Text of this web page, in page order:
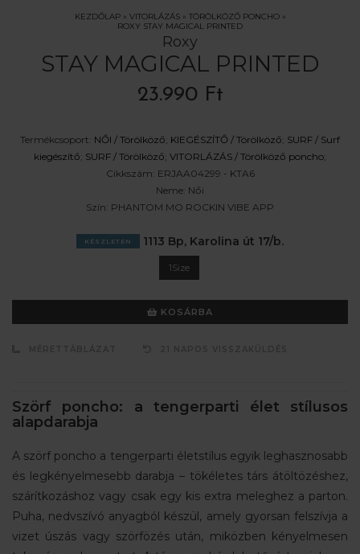
KEZDŐLAP» VITORLÁZÁS» TÖRÖLKÖZŐ PONCHO»
ROXY STAY MAGICAL PRINTED
Roxy
STAY MAGICAL PRINTED
23.990 Ft
Termékcsoport: NŐI / Törölköző; KIEGÉSZÍTŐ / Törölköző; SURF / Surf
kiegészítő; SURF / Törölköző; VITORLÁZÁS / Törölköző poncho;
Cikkszám: ERJAA04299 - KTA6
Neme: Női
Szín: PHANTOM MO ROCKIN VIBE APP
KÉSZLETEN 1113 Bp, Karolina út 17/b.
1Size
KOSÁRBA
Szörf poncho: a tengerparti élet stílusos
alapdarabja
A szörf poncho a tengerparti életstílus egyik leghasznosabb
és legkényelmesebb darabja – tökéletes társ átöltözéshez,
szárítkozáshoz vagy csak egy kis extra meleghez a parton.
Puha, nedvszívó anyagból készül, amely gyorsan felszívja a
vizet úszás vagy szörfözés után, miközben kényelmesen